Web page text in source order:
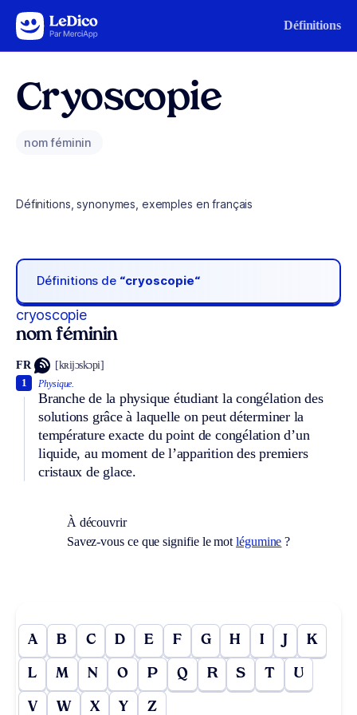
Aller au contenu Définitions
Cryoscopie
nom féminin
Définitions, synonymes, exemples en français
Définitions de “cryoscopie“
cryoscopie
nom féminin
FR [kʀijɔskɔpi]
Physique.
Branche de la physique étudiant la congélation des
solutions grâce à laquelle on peut déterminer la
température exacte du point de congélation d’un
liquide, au moment de l’apparition des premiers
cristaux de glace.
1
À découvrir
Savez-vous ce que signifie le motlégumine ?
A B C D E F G H I J K
L M N O P Q R S T U
V W X Y Z